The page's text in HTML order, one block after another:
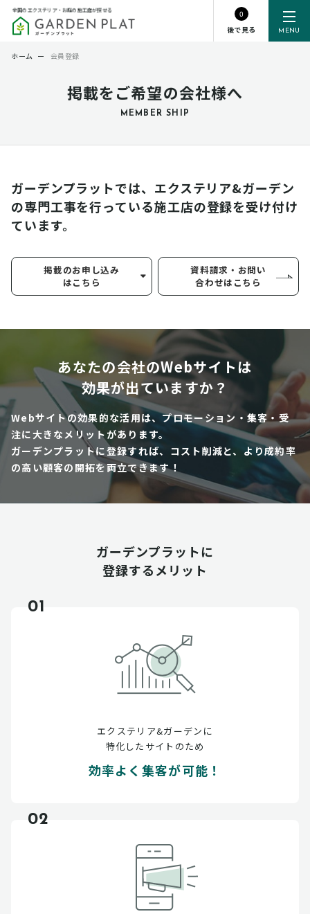
MENU
全国のエクステリア・お庭の施工店が探せる
0
後で見る
掲載をご希望の会社様へ
MEMBER SHIP
ホーム ー 会員登録
ガーデンプラットでは、エクステリア&ガーデン
の専門工事を行っている施工店の登録を受け付け
ています。
掲載のお申し込み
はこちら
資料請求・お問い
合わせはこちら
あなたの会社のWebサイトは
効果が出ていますか？
Webサイトの効果的な活用は、プロモーション・集客・受
注に大きなメリットがあります。
ガーデンプラットに登録すれば、コスト削減と、より成約率
の高い顧客の開拓を両立できます！
ガーデンプラットに
登録するメリット
01
エクステリア&ガーデンに
特化したサイトのため
効率よく集客が可能！
02